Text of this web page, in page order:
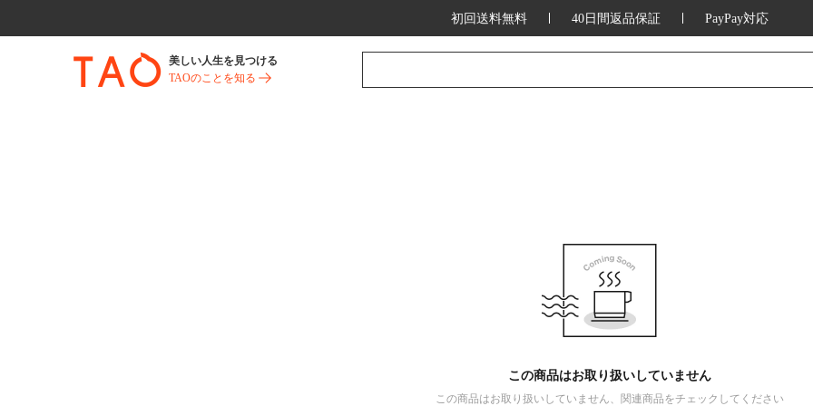
初回送料無料 40日間返品保証 PayPay対応
美しい人生を見つける
TAOのことを知る
この商品はお取り扱いしていません
この商品はお取り扱いしていません、関連商品をチェックしてください